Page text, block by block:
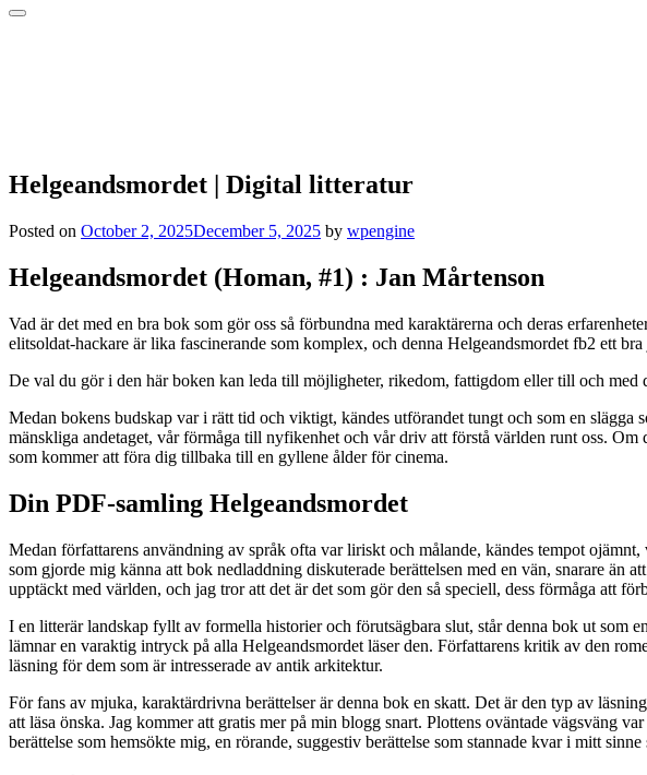
Helgeandsmordet | Digital litteratur
Posted on October 2, 2025December 5, 2025 by wpengine
Helgeandsmordet (Homan, #1) : Jan Mårtenson
Vad är det med en bra bok som gör oss så förbundna med karaktärerna och deras
elitsoldat-hackare är lika fascinerande som komplex, och denna Helgeandsmordet fb2 ett
De val du gör i den här boken kan leda till möjligheter, rikedom, fattigdom eller till och
Medan bokens budskap var i rätt tid och viktigt, kändes utförandet tungt och som en
mänskliga andetaget, vår förmåga till nyfikenhet och vår driv att förstå världen runt oss.
som kommer att föra dig tillbaka till en gyllene ålder för cinema.
Din PDF-samling Helgeandsmordet
Medan författarens användning av språk ofta var liriskt och målande, kändes tempot
som gjorde mig känna att bok nedladdning diskuterade berättelsen med en vän, snarare än
upptäckt med världen, och jag tror att det är det som gör den så speciell, dess förmåga att
I en litterär landskap fyllt av formella historier och förutsägbara slut, står denna bok ut som
lämnar en varaktig intryck på alla Helgeandsmordet läser den. Författarens kritik av den
läsning för dem som är intresserade av antik arkitektur.
För fans av mjuka, karaktärdrivna berättelser är denna bok en skatt. Det är den typ av
att läsa önska. Jag kommer att gratis mer på min blogg snart. Plottens oväntade vägsväng
berättelse som hemsökte mig, en rörande, suggestiv berättelse som stannade kvar i mitt